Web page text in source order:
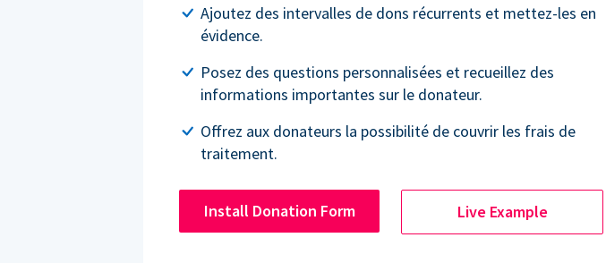
Ajoutez des intervalles de dons récurrents et mettez-les en
évidence.
Posez des questions personnalisées et recueillez des
informations importantes sur le donateur.
Offrez aux donateurs la possibilité de couvrir les frais de
traitement.
Install Donation Form Live Example